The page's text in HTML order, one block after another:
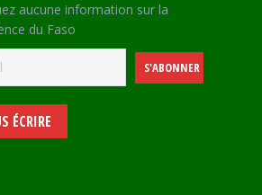
aucune information sur la
du Faso
ÉCRIRE